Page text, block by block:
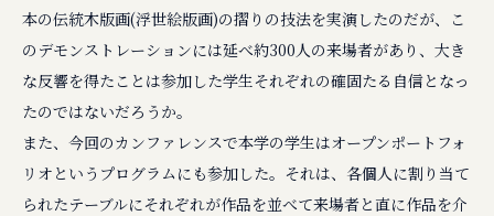
本の伝統木版画(浮世絵版画)の摺りの技法を実演したのだが、こ
のデモンストレーションには延べ約300人の来場者があり、大き
な反響を得たことは参加した学生それぞれの確固たる自信となっ
たのではないだろうか。
また、今回のカンファレンスで本学の学生はオープンポートフォ
リオというプログラムにも参加した。それは、各個人に割り当て
られたテーブルにそれぞれが作品を並べて来場者と直に作品を介